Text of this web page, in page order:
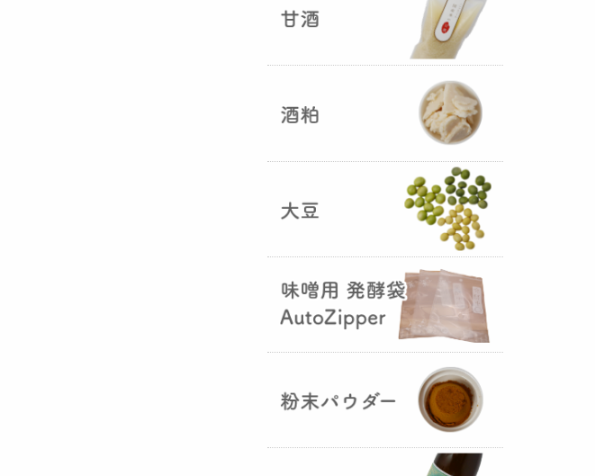
た。
おたまやジャン 辛味噌発売！
5つの素材だけで出来た辛味
おたまやジャ
』が登場しました！そのままで
も、薬味や調味料を足しても利用
できます。
（2025年02月